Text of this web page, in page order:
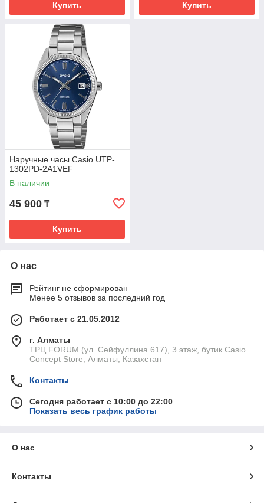
Купить Купить
Наручные часы Casio UTP-
1302PD-2A1VEF
В наличии
45 900 ₸
Купить
О нас
Рейтинг не сформирован
Менее 5 отзывов за последний год
Работает с 21.05.2012
г. Алматы
ТРЦ FORUM (ул. Сейфуллина 617), 3 этаж, бутик Casio
Concept Store, Алматы, Казахстан
Контакты
Сегодня работает с 10:00 до 22:00
Показать весь график работы
О нас
Контакты